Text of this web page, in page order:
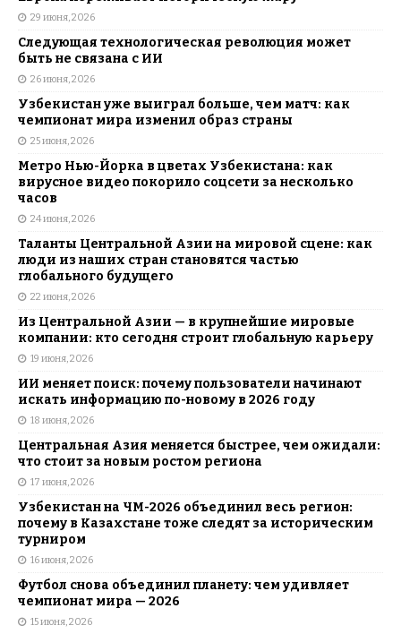
29 июня, 2026
Следующая технологическая революция может
быть не связана с ИИ
26 июня, 2026
Узбекистан уже выиграл больше, чем матч: как
чемпионат мира изменил образ страны
25 июня, 2026
Метро Нью-Йорка в цветах Узбекистана: как
вирусное видео покорило соцсети за несколько
часов
24 июня, 2026
Таланты Центральной Азии на мировой сцене: как
люди из наших стран становятся частью
глобального будущего
22 июня, 2026
Из Центральной Азии — в крупнейшие мировые
компании: кто сегодня строит глобальную карьеру
19 июня, 2026
ИИ меняет поиск: почему пользователи начинают
искать информацию по-новому в 2026 году
18 июня, 2026
Центральная Азия меняется быстрее, чем ожидали:
что стоит за новым ростом региона
17 июня, 2026
Узбекистан на ЧМ-2026 объединил весь регион:
почему в Казахстане тоже следят за историческим
турниром
16 июня, 2026
Футбол снова объединил планету: чем удивляет
чемпионат мира — 2026
15 июня, 2026